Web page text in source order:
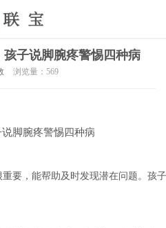
子说脚腕疼警惕四种病
浏览量：569
脚腕疼警惕四种病
要，能帮助及时发现潜在问题。孩